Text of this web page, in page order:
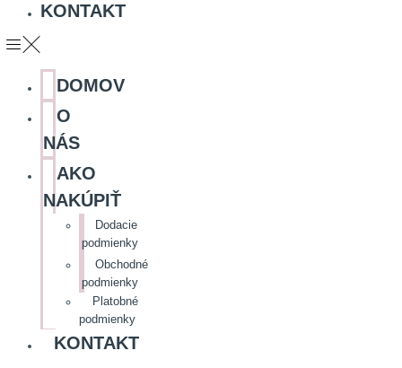
KONTAKT
DOMOV
O
NÁS
AKO
NAKÚPIŤ
Dodacie
podmienky
Obchodné
podmienky
Platobné
podmienky
KONTAKT